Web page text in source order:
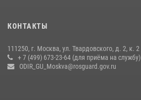
КОНТАКТЫ
111250, г. Москва, ул. Твардовского, д. 2, к. 2
+ 7 (499) 673-23-64 (для приёма на службу)
ODIR_GU_Moskva@rosguard.gov.ru